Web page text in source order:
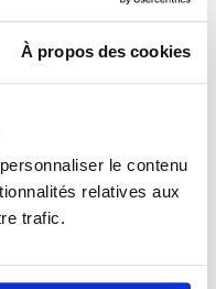
À propos des cookies
le contenu
relatives aux
trafic.
relations
avec les
en terme de
est aussi